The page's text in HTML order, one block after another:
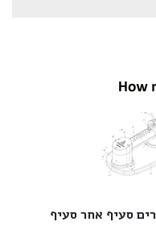
סעיף אחר סעיף